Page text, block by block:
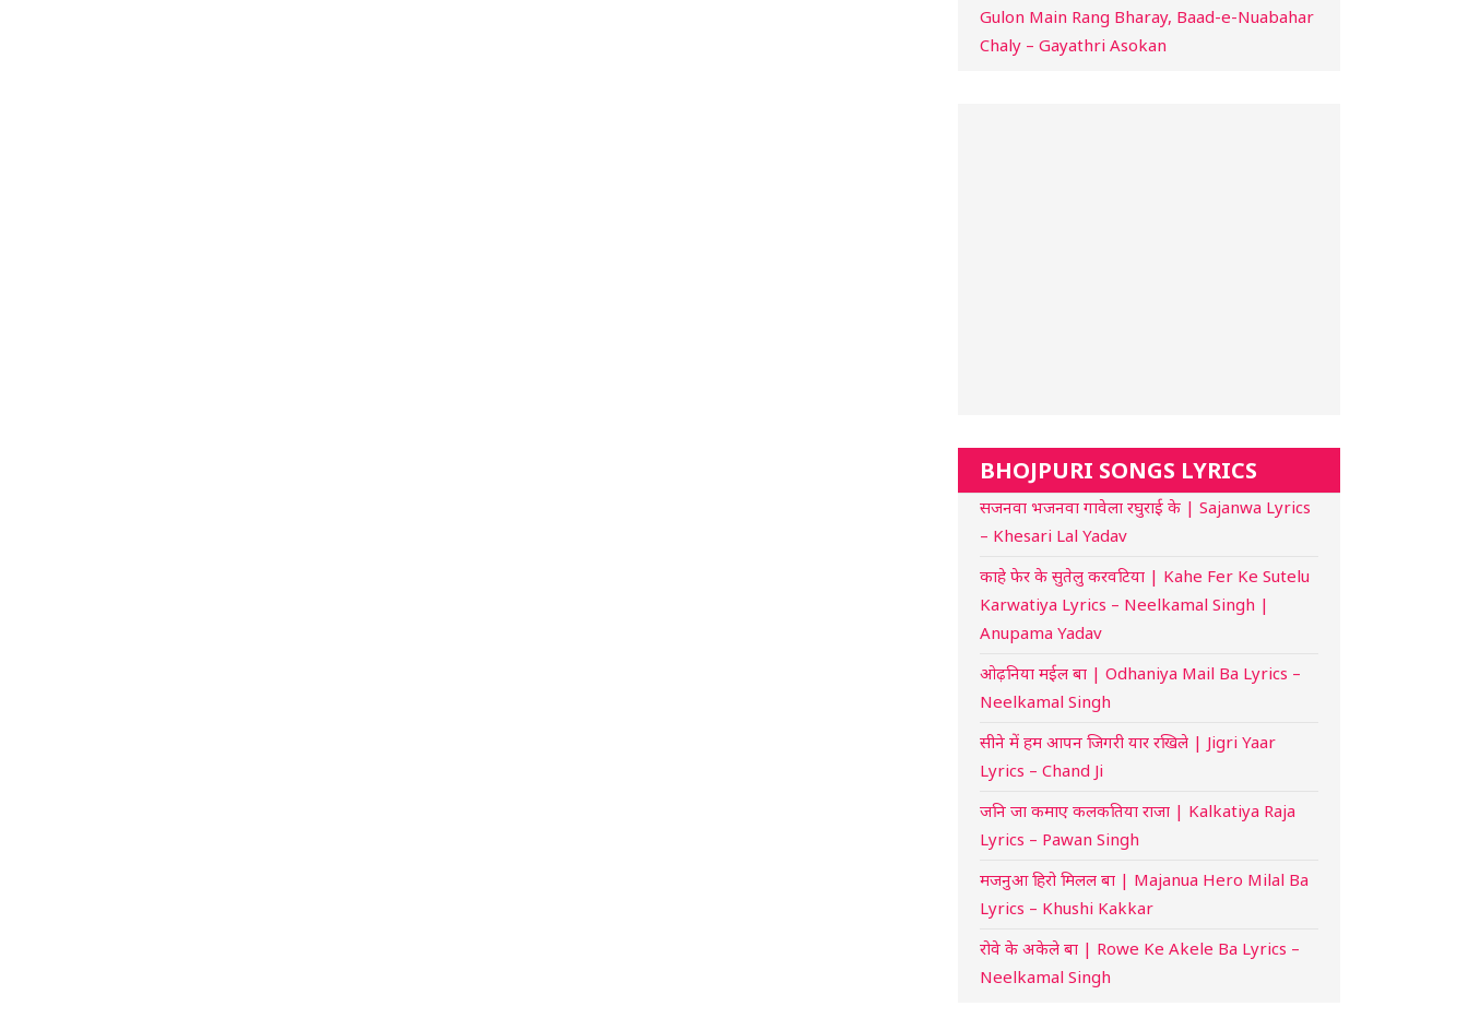
Gulon Main Rang Bharay, Baad-e-Nuabahar
Chaly – Gayathri Asokan
BHOJPURI SONGS LYRICS
सजनवा भजनवा गावेला रघुराई के | Sajanwa Lyrics
– Khesari Lal Yadav
काहे फेर के सुतेलु करवटिया | Kahe Fer Ke Sutelu
Karwatiya Lyrics – Neelkamal Singh |
Anupama Yadav
ओढ़निया मईल बा | Odhaniya Mail Ba Lyrics –
Neelkamal Singh
सीने में हम आपन जिगरी यार रखिले | Jigri Yaar
Lyrics – Chand Ji
जनि जा कमाए कलकतिया राजा | Kalkatiya Raja
Lyrics – Pawan Singh
मजनुआ हिरो मिलल बा | Majanua Hero Milal Ba
Lyrics – Khushi Kakkar
रोवे के अकेले बा | Rowe Ke Akele Ba Lyrics –
Neelkamal Singh